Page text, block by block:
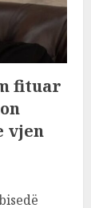
fituar
vjen